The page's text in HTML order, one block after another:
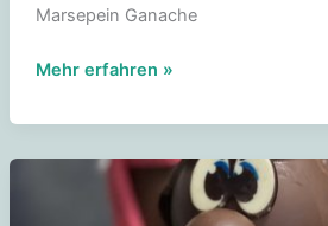
Marsepein Ganache
Pralines
ganache
van
Mehr erfahren »